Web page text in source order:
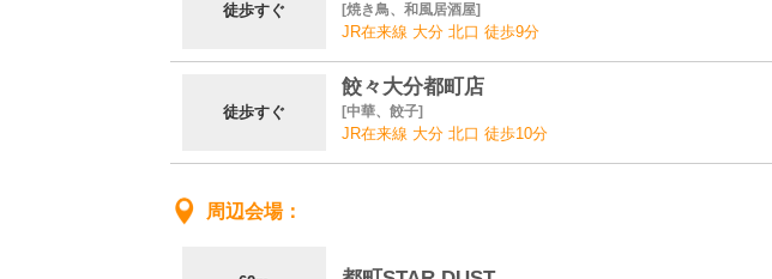
徒歩すぐ 焼き鳥、和風居酒屋
JR在来線 大分 北口 徒歩9分
徒歩すぐ
餃々大分都町店
中華、餃子
JR在来線 大分 北口 徒歩10分
周辺会場